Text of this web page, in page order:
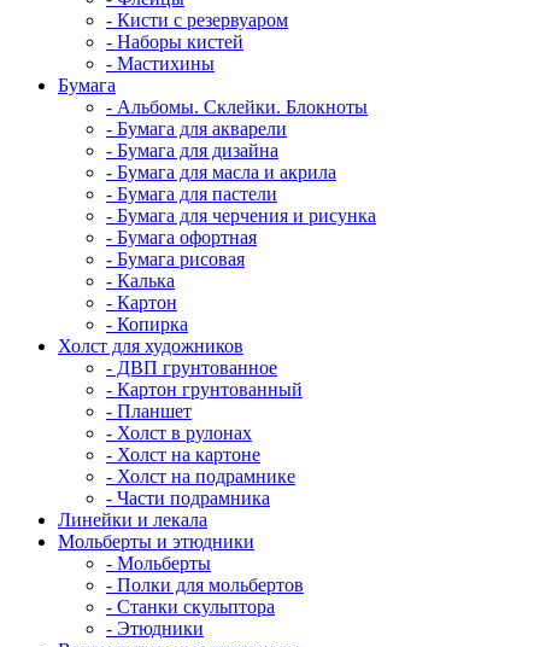
- Кисти с резервуаром
- Наборы кистей
- Мастихины
Бумага
- Альбомы. Склейки. Блокноты
- Бумага для акварели
- Бумага для дизайна
- Бумага для масла и акрила
- Бумага для пастели
- Бумага для черчения и рисунка
- Бумага офортная
- Бумага рисовая
- Калька
- Картон
- Копирка
Холст для художников
- ДВП грунтованное
- Картон грунтованный
- Планшет
- Холст в рулонах
- Холст на картоне
- Холст на подрамнике
- Части подрамника
Линейки и лекала
Мольберты и этюдники
- Мольберты
- Полки для мольбертов
- Станки скульптора
- Этюдники